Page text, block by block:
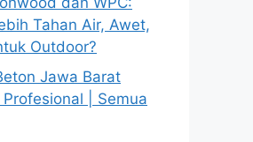
Tahan Air, Awet,
Outdoor?
Jawa Barat
| Semua